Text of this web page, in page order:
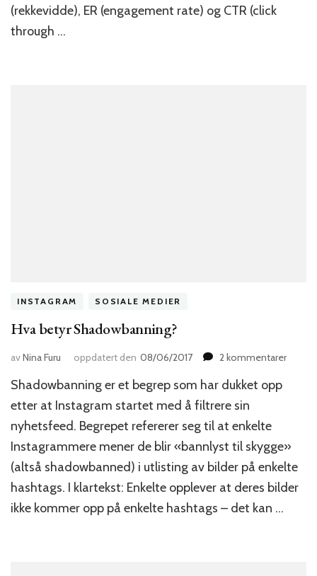
(rekkevidde), ER (engagement rate) og CTR (click
through …
INSTAGRAM SOSIALE MEDIER
Hva betyr Shadowbanning?
avNina Furu oppdatert den 08/06/2017 2 kommentarertil
Shadowbanning er et begrep som har dukket opp
etter at Instagram startet med å filtrere sin
nyhetsfeed. Begrepet refererer seg til at enkelte
Instagrammere mener de blir «bannlyst til skygge»
(altså shadowbanned) i utlisting av bilder på enkelte
hashtags. I klartekst: Enkelte opplever at deres bilder
ikke kommer opp på enkelte hashtags – det kan …